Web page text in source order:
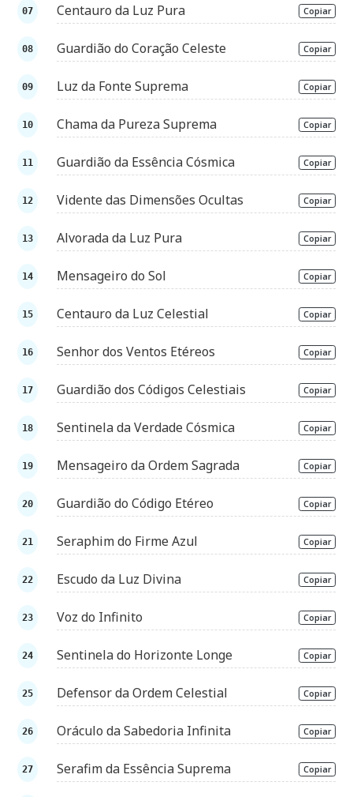
Centauro da Luz Pura Copiar
Guardião do Coração Celeste Copiar
Luz da Fonte Suprema Copiar
Chama da Pureza Suprema Copiar
Guardião da Essência Cósmica Copiar
Vidente das Dimensões Ocultas Copiar
Alvorada da Luz Pura Copiar
Mensageiro do Sol Copiar
Centauro da Luz Celestial Copiar
Senhor dos Ventos Etéreos Copiar
Guardião dos Códigos Celestiais Copiar
Sentinela da Verdade Cósmica Copiar
Mensageiro da Ordem Sagrada Copiar
Guardião do Código Etéreo Copiar
Seraphim do Firme Azul Copiar
Escudo da Luz Divina Copiar
Voz do Infinito Copiar
Sentinela do Horizonte Longe Copiar
Defensor da Ordem Celestial Copiar
Oráculo da Sabedoria Infinita Copiar
Serafim da Essência Suprema Copiar